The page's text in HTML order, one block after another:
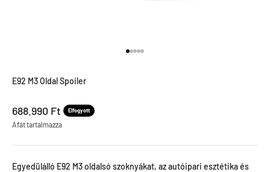
E92 M3 Oldal Spoiler
Leértékel ár
688.990 Ft Elfogyott
Áfát tartalmazza
Egyedülálló E92 M3 oldalsó szoknyákat, az autóipari esztétika és